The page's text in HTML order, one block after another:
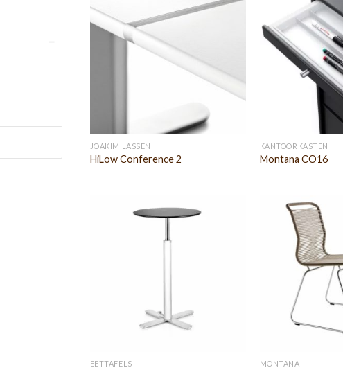
JOAKIM LASSEN
HiLow Conference 2
KANTOORKASTEN
Montana CO16
EETTAFELS MONTANA